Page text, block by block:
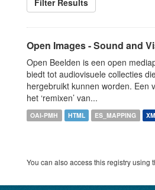
Filter Results
Open Images - Sound and
Open Beelden is een open
biedt tot audiovisuele collecties
hergebruikt kunnen worden. Een
het ‘remixen’ van...
OAI-PMH HTML ES_MAPPING
You can also access this registry using